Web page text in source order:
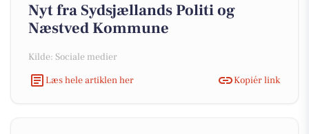
Nyt fra Sydsjællands Politi og
Næstved Kommune
Kilde: Sociale medier
Læs hele artiklen her
Kopiér link